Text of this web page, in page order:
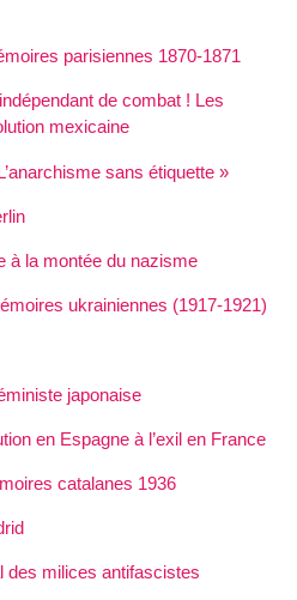
parisiennes 1870-1871
de combat ! Les
mexicaine
sans étiquette »
à la montée du nazisme
ukrainiennes (1917-1921)
japonaise
en Espagne à l’exil en France
catalanes 1936
des milices antifascistes